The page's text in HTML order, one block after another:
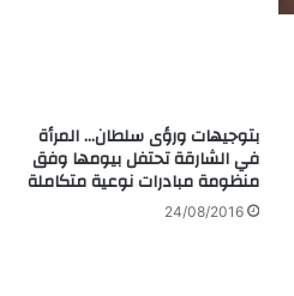
بتوجيهات ورؤى سلطان… المرأة
في الشارقة تحتفل بيومها وفق
منظومة مبادرات نوعية متكاملة
24/08/2016